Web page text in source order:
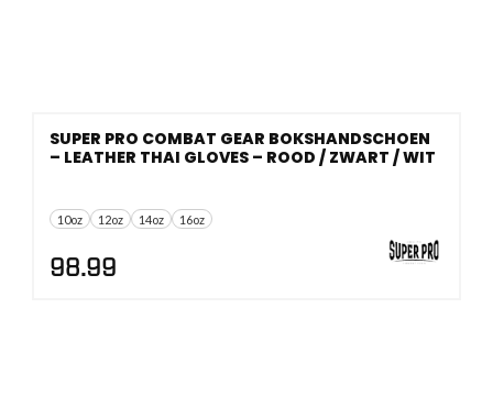
10oz 12oz 14oz 16oz
SUPER PRO COMBAT GEAR BOKSHANDSCHOEN
– LEATHER THAI GLOVES – ROOD / ZWART / WIT
98.99